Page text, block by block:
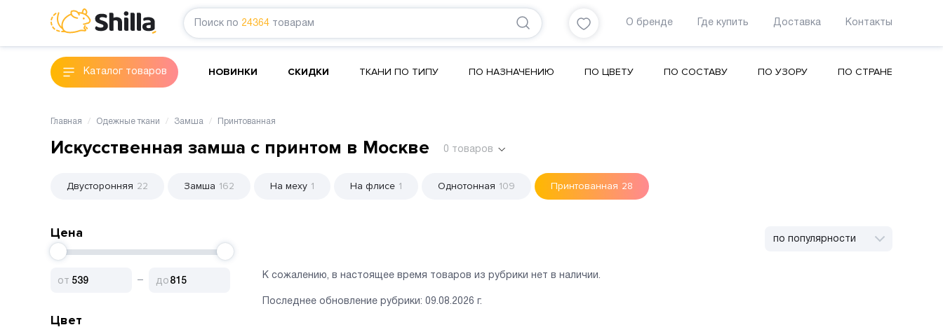
Поиск по 24364 товарам О бренде Где купить Доставка Контакты
Каталог товаров НОВИНКИ СКИДКИ ТКАНИ ПО ТИПУ ПО НАЗНАЧЕНИЮ ПО ЦВЕТУ ПО СОСТАВУ ПО УЗОРУ ПО СТРАНЕ
Главная Одежные ткани Замша Принтованная
Искусственная замша с принтом в Москве 0 товаров
Двусторонняя 22 Замша 162 На меху 1 На флисе 1 Однотонная 109 Принтованная 28
Цена
Цвет
по популярности
К сожалению, в настоящее время товаров из рубрики нет в наличии.
Последнее обновление рубрики: 09.08.2026 г.